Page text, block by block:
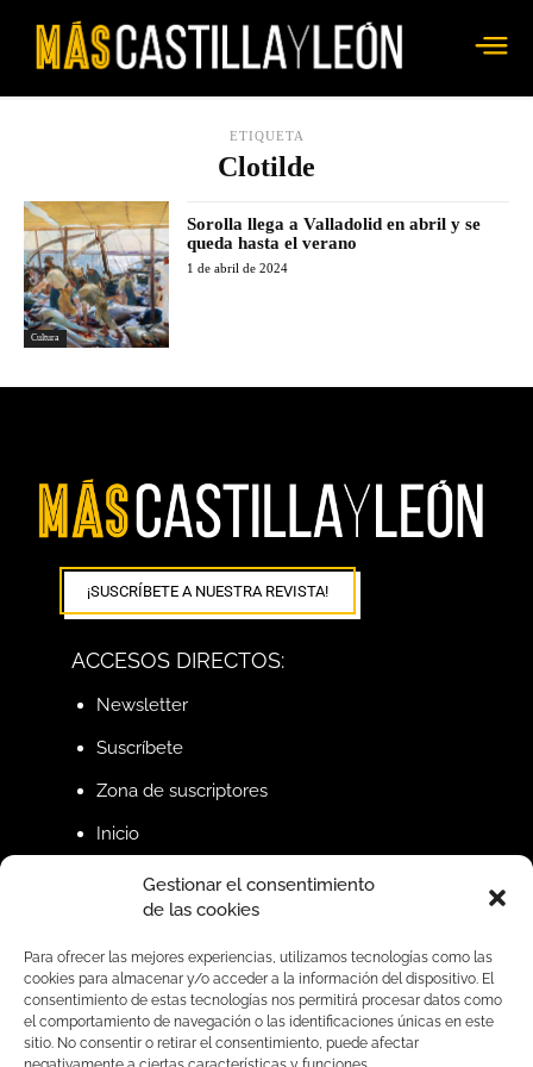
Gestionar el consentimiento
de las cookies
Para ofrecer las mejores experiencias, utilizamos tecnologías como las
cookies para almacenar y/o acceder a la información del dispositivo. El
consentimiento de estas tecnologías nos permitirá procesar datos como
el comportamiento de navegación o las identificaciones únicas en este
sitio. No consentir o retirar el consentimiento, puede afectar
ETIQUETA
Clotilde
Cultura
Sorolla llega a Valladolid en abril y se
queda hasta el verano
1 de abril de 2024
¡SUSCRÍBETE A NUESTRA REVISTA!
ACCESOS DIRECTOS:
Newsletter
Suscríbete
Zona de suscriptores
Inicio
SÍGUENOS EN REDES